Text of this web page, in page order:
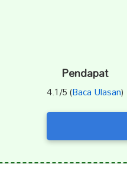
Pendapat
4.1/5 (Baca Ulasan)